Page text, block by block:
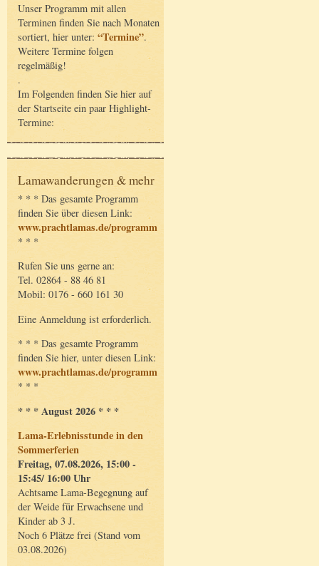
Unser Programm mit allen
Terminen finden Sie nach Monaten
sortiert, hier unter: “Termine”.
Weitere Termine folgen
regelmäßig!
.
Im Folgenden finden Sie hier auf
der Startseite ein paar Highlight-
Termine:
Lamawanderungen & mehr
* * * Das gesamte Programm
finden Sie über diesen Link:
www.prachtlamas.de/programm
* * *
Rufen Sie uns gerne an:
Tel. 02864 - 88 46 81
Mobil: 0176 - 660 161 30
Eine Anmeldung ist erforderlich.
* * * Das gesamte Programm
finden Sie hier, unter diesen Link:
www.prachtlamas.de/programm
* * *
* * * August 2026 * * *
Lama-Erlebnisstunde in den
Sommerferien
Freitag, 07.08.2026, 15:00 -
15:45/ 16:00 Uhr
Achtsame Lama-Begegnung auf
der Weide für Erwachsene und
Kinder ab 3 J.
Noch 6 Plätze frei (Stand vom
03.08.2026)